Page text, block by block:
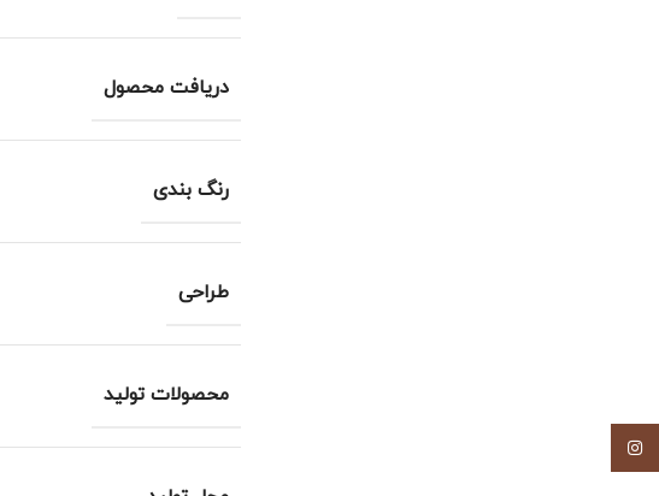
دریافت محصول
رنگ بندی
طراحی
محصولات تولید